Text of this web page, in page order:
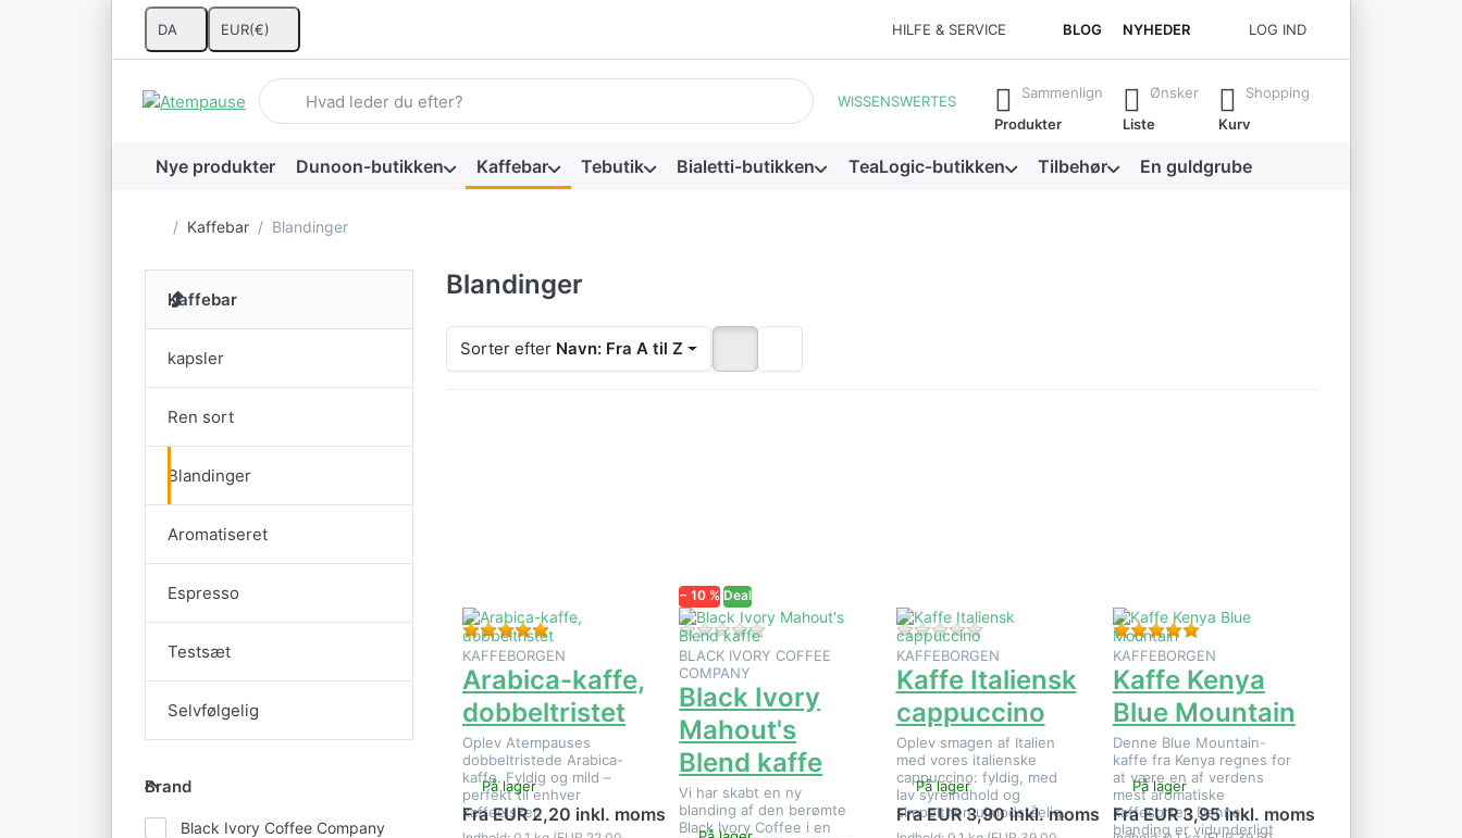
DA EUR(€) HILFE & SERVICE BLOG NYHEDER LOG IND
Indtast et søgeord. De første resultater vises automatisk, mens du skriver. Tryk på Enter-tasten for at få alle resultater frem.
WISSENSWERTES
Sammenlign
Produkter
Ønsker
Liste
Shopping
Kurv
Nye produkter Dunoon-butikken Kaffebar Tebutik Bialetti-butikken TeaLogic-butikken Tilbehør En guldgrube
Startside
Kaffebar Blandinger
Kaffebar
kapsler
Ren sort
Blandinger
Aromatiseret
Espresso
Testsæt
Selvfølgelig
Brand
Brand
Black Ivory Coffee Company
Blandinger
Sorter efter Navn: Fra A til Z
Bedømmelse: 5 fra 5 stjerner. 1 Vurdering.
KAFFEBORGEN
Arabica-kaffe,
dobbeltristet
Oplev Atempauses
dobbeltristede Arabica-
kaffe. Fyldig og mild –
perfekt til enhver
kaffeelsker.
På lager
Fra EUR 2,20 inkl. moms
− 10 % Deal
Der er endnu ingen anmeldelser af dette produkt.
BLACK IVORY COFFEE
COMPANY
Black Ivory
Mahout's
Blend kaffe
Vi har skabt en ny
blanding af den berømte
Black Ivory Coffee i en
Der er endnu ingen anmeldelser af dette produkt.
KAFFEBORGEN
Kaffe Italiensk
cappuccino
Oplev smagen af Italien
med vores italienske
cappuccino: fyldig, med
lav syreindhold og
simpelthen uimodståelig.
På lager
Fra EUR 3,90 inkl. moms
Bedømmelse: 5 fra 5 stjerner. 3
KAFFEBORGEN
Kaffe Kenya
Blue Mountain
Denne Blue Mountain-
kaffe fra Kenya regnes for
at være en af verdens
mest aromatiske
kaffesorter. Denne
blanding er vidunderligt
På lager
Fra EUR 3,95 inkl. moms